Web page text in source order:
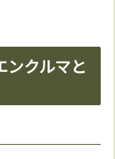
クルマと